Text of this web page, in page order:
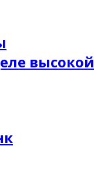
высокой